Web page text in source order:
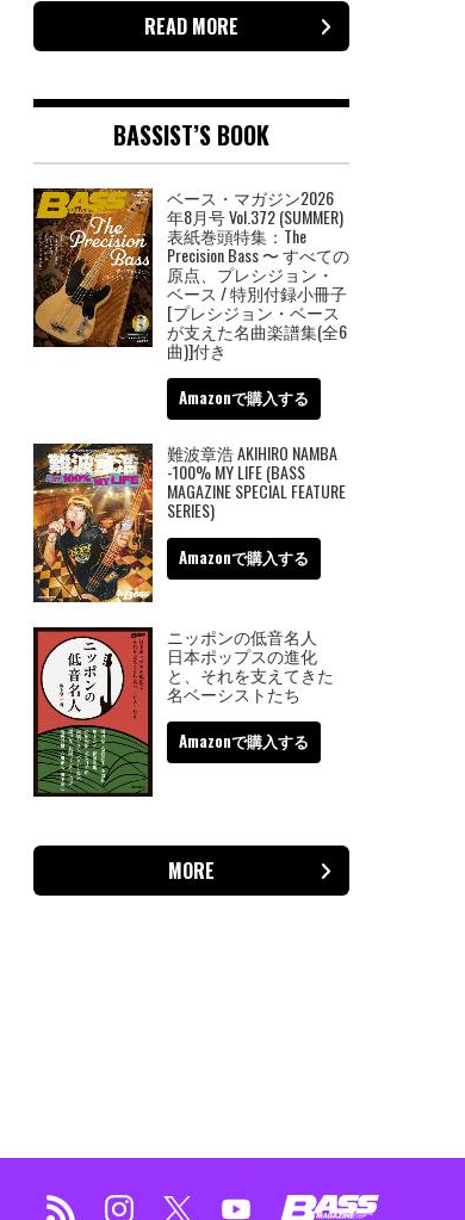
READ MORE
BASSIST’S BOOK
ベース・マガジン2026
年8月号 Vol.372 (SUMMER)
表紙巻頭特集：The
Precision Bass 〜 すべての
原点、プレシジョン・
ベース / 特別付録小冊子
[プレシジョン・ベース
が支えた名曲楽譜集(全6
曲)]付き
Amazonで購入する
難波章浩 AKIHIRO NAMBA
-100% MY LIFE (BASS
MAGAZINE SPECIAL FEATURE
SERIES)
Amazonで購入する
ニッポンの低音名人
日本ポップスの進化
と、それを支えてきた
名ベーシストたち
Amazonで購入する
MORE